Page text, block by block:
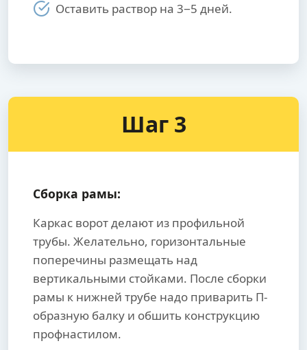
Оставить раствор на 3−5 дней.
Шаг 3
Сборка рамы:
Каркас ворот делают из профильной
трубы. Желательно, горизонтальные
поперечины размещать над
вертикальными стойками. После сборки
рамы к нижней трубе надо приварить П-
образную балку и обшить конструкцию
профнастилом.